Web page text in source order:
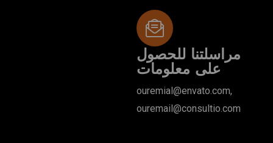
مراسلتنا للحصول
على معلومات
ouremial@envato.com,
ouremail@consultio.com